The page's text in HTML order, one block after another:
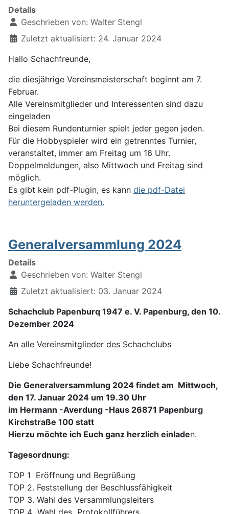
Details
Geschrieben von: Walter Stengl
Zuletzt aktualisiert: 24. Januar 2024
Hallo Schachfreunde,
die diesjährige Vereinsmeisterschaft beginnt am 7.
Februar.
Alle Vereinsmitglieder und Interessenten sind dazu
eingeladen
Bei diesem Rundenturnier spielt jeder gegen jeden.
Für die Hobbyspieler wird ein getrenntes Turnier,
veranstaltet, immer am Freitag um 16 Uhr.
Doppelmeldungen, also Mittwoch und Freitag sind
möglich.
Es gibt kein pdf-Plugin, es kann die pdf-Datei
heruntergeladen werden.
Generalversammlung 2024
Details
Geschrieben von: Walter Stengl
Zuletzt aktualisiert: 03. Januar 2024
Schachclub Papenburq 1947 e. V. Papenburg, den 10.
Dezember 2024
An alle Vereinsmitglieder des Schachclubs
Liebe Schachfreunde!
Die Generalversammlung 2024 findet am Mittwoch,
den 17. Januar 2024 um 19.30 Uhr
im Hermann -Averdung -Haus 26871 Papenburg
Kirchstraße 100 statt
Hierzu möchte ich Euch ganz herzlich einladen.
Tagesordnung:
TOP 1 Eröffnung und Begrüßung
TOP 2. Feststellung der Beschlussfähigkeit
TOP 3. Wahl des Versammlungsleiters
TOP 4 Wahl des Protokollführers